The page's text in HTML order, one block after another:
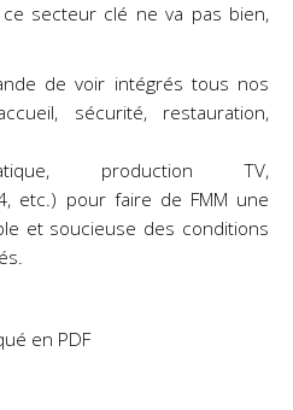
secteur clé ne va pas bien,
de voir intégrés tous nos
sécurité, restauration,
production TV,
etc.) pour faire de FMM une
et soucieuse des conditions
en PDF